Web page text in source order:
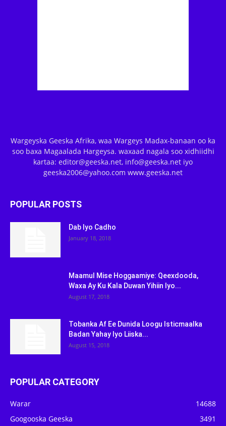
Wargeyska Geeska Afrika, waa Wargeys Madax-banaan oo ka
soo baxa Magaalada Hargeysa. waxaad nagala soo xidhiidhi
kartaa: editor@geeska.net, info@geeska.net iyo
geeska2006@yahoo.com www.geeska.net
POPULAR POSTS
Dab Iyo Cadho
January 18, 2018
Maamul Mise Hoggaamiye: Qeexdooda,
Waxa Ay Ku Kala Duwan Yihiin Iyo...
August 17, 2018
Tobanka Af Ee Dunida Loogu Isticmaalka
Badan Yahay Iyo Liiska...
August 15, 2018
POPULAR CATEGORY
Warar
14688
Googooska Geeska
3491